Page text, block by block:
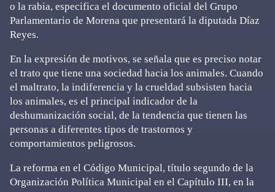
o la rabia, especifica el documento oficial del Grupo
Parlamentario de Morena que presentará la diputada Díaz
Reyes.
En la expresión de motivos, se señala que es preciso notar
el trato que tiene una sociedad hacia los animales. Cuando
el maltrato, la indiferencia y la crueldad subsisten hacia
los animales, es el principal indicador de la
deshumanización social, de la tendencia que tienen las
personas a diferentes tipos de trastornos y
comportamientos peligrosos.
La reforma en el Código Municipal, título segundo de la
Organización Política Municipal en el Capítulo III, en la